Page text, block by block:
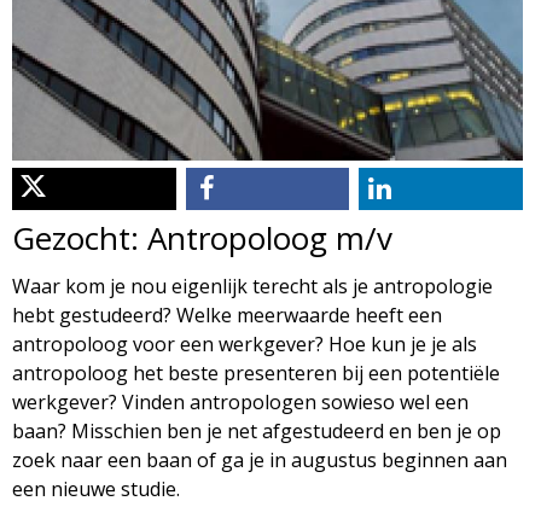
i
o
l
o
g
i
e
M
a
m
n
u
Gezocht: Antropoloog m/v
Waar kom je nou eigenlijk terecht als je antropologie
hebt gestudeerd? Welke meerwaarde heeft een
antropoloog voor een werkgever? Hoe kun je je als
antropoloog het beste presenteren bij een potentiële
werkgever? Vinden antropologen sowieso wel een
baan? Misschien ben je net afgestudeerd en ben je op
zoek naar een baan of ga je in augustus beginnen aan
een nieuwe studie.